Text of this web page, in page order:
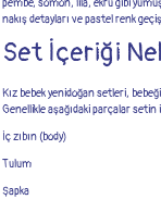
nakış detayları ve pastel renk
Set İçeriği
Kız bebek yenidoğan setleri,
Genellikle aşağıdaki parçalar setin
İç zıbın (body)
Tulum
Şapka